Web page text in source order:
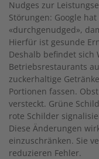
Nudges zur
Störungen: Google
«durchgenudged»,
Hierfür ist gesunde
Deshalb befindet sich
Betriebsrestaurants
zuckerhaltige
Portionen fassen.
versteckt. Grüne
rote Schilder
Diese Änderungen
einzuschränken. Sie
reduzieren Fehler.